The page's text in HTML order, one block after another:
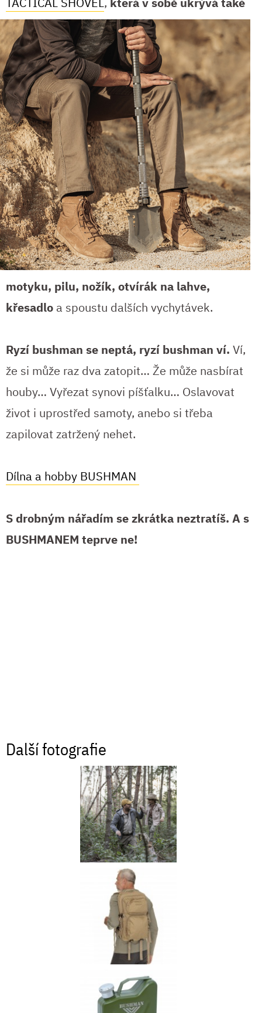
motyku, pilu, nožík, otvírák na lahve,
křesadlo a spoustu dalších vychytávek.
Ryzí bushman se neptá, ryzí bushman ví. Ví,
že si může raz dva zatopit… Že může nasbírat
houby… Vyřezat synovi píšťalku… Oslavovat
život i uprostřed samoty, anebo si třeba
zapilovat zatržený nehet.
Dílna a hobby BUSHMAN
S drobným nářadím se zkrátka neztratíš. A s
BUSHMANEM teprve ne!
Další fotografie